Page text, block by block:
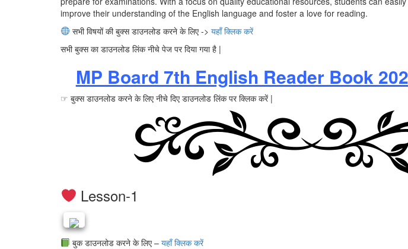
improve their understanding of the English language and foster a love for reading.
सभी विषयों की बुक्स डाउनलोड करने के लिए -> यहाँ क्लिक करें
सभी बुक्स का डाउनलोड लिंक नीचे पेज पर दिया गया है |
MP Board 7th English Reader Book
☞ बुक्स डाउनलोड करने के लिए नीचे दिए डाउनलोड लिंक पर क्लिक करें |
Lesson-1
बुक डाउनलोड करने के लिए – यहाँ क्लिक करें